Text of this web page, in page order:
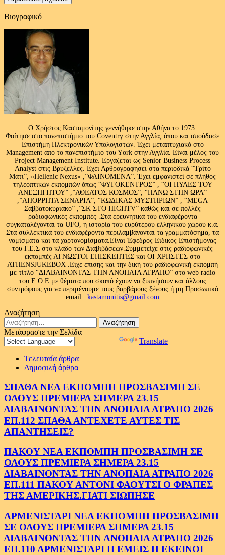
Βιογραφικό
Ο Χρήστος Κασταμονίτης γεννήθηκε στην Αθήνα το 1973.
Φοίτησε στο πανεπιστήμιο του Coventry στην Αγγλία, όπου και σπούδασε
Επιστήμη Ηλεκτρονικών Υπολογιστών. Έχει μεταπτυχιακό στο
Management από το πανεπιστήμιο του Υork στην Αγγλία. Είναι μέλος του
Project Management Institute. Εργάζεται ως Senior Business Process
Analyst στις Βρυξελλες. Εχει Αρθρογραφησει στα περιοδικά “Τρίτο
Μάτι”, «Hellenic Nexus» ,”ΦΑΙΝΟΜΕΝΑ”. Έχει εμφανιστεί σε πλήθος
τηλεοπτικών εκπομπών όπως “ΦΥΓΟΚΕΝΤΡΟΣ” , “ΟΙ ΠΥΛΕΣ ΤΟΥ
ΑΝΕΞΗΓΗΤΟΥ” ,”ΑΘΕΑΤΟΣ ΚΟΣΜΟΣ”, “ΠΑΝΩ ΣΤΗΝ ΩΡΑ”
,”ΑΠΟΡΡΗΤΑ ΣΕΝΑΡΙΑ”, “ΚΩΔΙΚΑΣ ΜΥΣΤΗΡΙΩΝ” , “MEGA
Σαββατοκύριακο” ,”ΣΚ ΣΤΟ HIGHTV” καθώς και σε πολλές
ραδιοφωνικές εκπομπές .Στα ερευνητικά του ενδιαφέροντα
συγκαταλέγονται τα UFO, η ιστορία του ευρύτερου ελληνικού χώρου κ.ά.
Στα συλλεκτικά του ενδιαφέροντα περιλαμβάνονται τα γραμματόσημα, τα
νομίσματα και τα χαρτονομίσματα.Είναι Έφεδρος Ειδικός Επιστήμονας
του Γ.Ε.Σ στο κλάδο των Διαβιβάσεων.Συμμετείχε στις ραδιοφωνικές
εκπομπές ΑΓΝΩΣΤΟΙ ΕΠΙΣΚΕΠΤΕΣ και ΟΙ ΧΡΗΣΤΕΣ στο
ATHENSJUKEBOX .Ειχε επισης και την δική του ραδιοφωνική εκπομπή
με τίτλο “ΔΙΑΒΑΙΝΟΝΤΑΣ ΤΗΝ ΑΝΟΠΑΙΑ ΑΤΡΑΠΟ” στο web radio
του Ε.Ο.Ε με θέματα που σκοπό έχουν να ξυπνήσουν και άλλους
συντρόφους για να περιμένουμε τους βαρβάρους ξένους ή μη.Προσωπικό
email : kastamonitis@gmail.com
Αναζήτηση
Αναζήτηση
για:
Μετάφραστε την Σελίδα
Translate
Τελευταία άρθρα
Δημοφιλή άρθρα
ΣΠΑΘΑ ΝΕΑ ΕΚΠΟΜΠΗ ΠΡΟΣΒΑΣΙΜΗ ΣΕ
ΟΛΟΥΣ ΠΡΕΜΙΕΡΑ ΣΗΜΕΡΑ 23.15
ΔΙΑΒΑΙΝΟΝΤΑΣ ΤΗΝ ΑΝΟΠΑΙΑ ΑΤΡΑΠΟ 2026
ΕΠ.112 ΣΠΑΘΑ ΑΝΤΕΧΕΤΕ ΑΥΤΕΣ ΤΙΣ
ΑΠΑΝΤΗΣΕΙΣ?
ΠΑΚΟΥ ΝΕΑ ΕΚΠΟΜΠΗ ΠΡΟΣΒΑΣΙΜΗ ΣΕ
ΟΛΟΥΣ ΠΡΕΜΙΕΡΑ ΣΗΜΕΡΑ 23.15
ΔΙΑΒΑΙΝΟΝΤΑΣ ΤΗΝ ΑΝΟΠΑΙΑ ΑΤΡΑΠΟ 2026
ΕΠ.111 ΠΑΚΟΥ ΑΝΤΟΝΙ ΦΑΟΥΤΣΙ Ο ΦΡΑΠΕΣ
ΤΗΣ ΑΜΕΡΙΚΗΣ.ΓΙΑΤΙ ΣΙΩΠΗΣΕ
ΑΡΜΕΝΙΣΤΑΡΙ ΝΕΑ ΕΚΠΟΜΠΗ ΠΡΟΣΒΑΣΙΜΗ
ΣΕ ΟΛΟΥΣ ΠΡΕΜΙΕΡΑ ΣΗΜΕΡΑ 23.15
ΔΙΑΒΑΙΝΟΝΤΑΣ ΤΗΝ ΑΝΟΠΑΙΑ ΑΤΡΑΠΟ 2026
ΕΠ.110 ΑΡΜΕΝΙΣΤΑΡΙ Η ΕΜΕΙΣ Η ΕΚΕΙΝΟΙ